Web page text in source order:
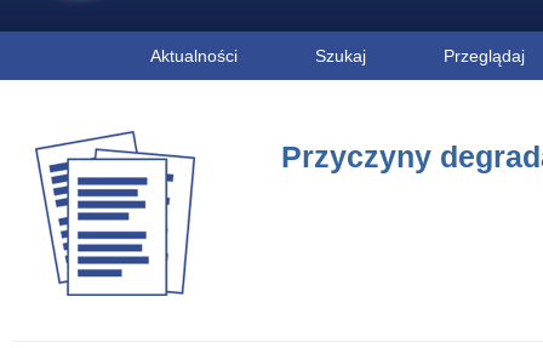
Aktualności Szukaj Przeglądaj
Przyczyny